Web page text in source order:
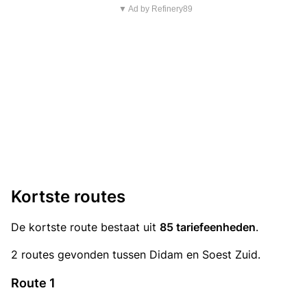
▼ Ad by Refinery89
Kortste routes
De kortste route bestaat uit 85 tariefeenheden.
2 routes gevonden tussen Didam en Soest Zuid.
Route 1